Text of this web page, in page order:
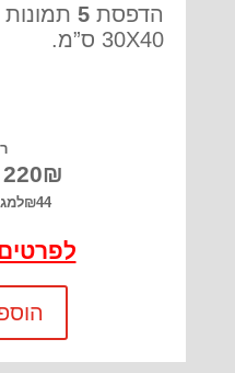
הדפסת 5תמונות
30X40 ס”מ.
220₪ לחבילה
₪44למגנט בחבילה